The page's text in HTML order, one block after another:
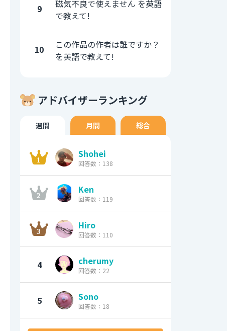
9
磁気不良で使えません を英語
で教えて!
10
この作品の作者は誰ですか？
を英語で教えて!
アドバイザーランキング
週間 月間 総合
Shohei
回答数：138
Ken
回答数：119
Hiro
回答数：110
4 cherumy
回答数：22
5 Sono
回答数：18